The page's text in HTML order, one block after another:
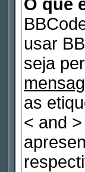
O que
usar
seja
as
< and